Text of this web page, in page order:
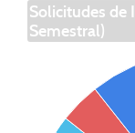
Solicitudes
Semestral)